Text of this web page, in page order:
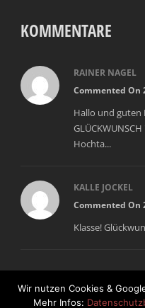
KOMMENTARE
RAINER NAGEL
Commented On
Hallo und guten
Hochta...
KALLE JOCKEL
Commented On
Klasse!
Wir nutzen Cookies &
Mehr Infos: